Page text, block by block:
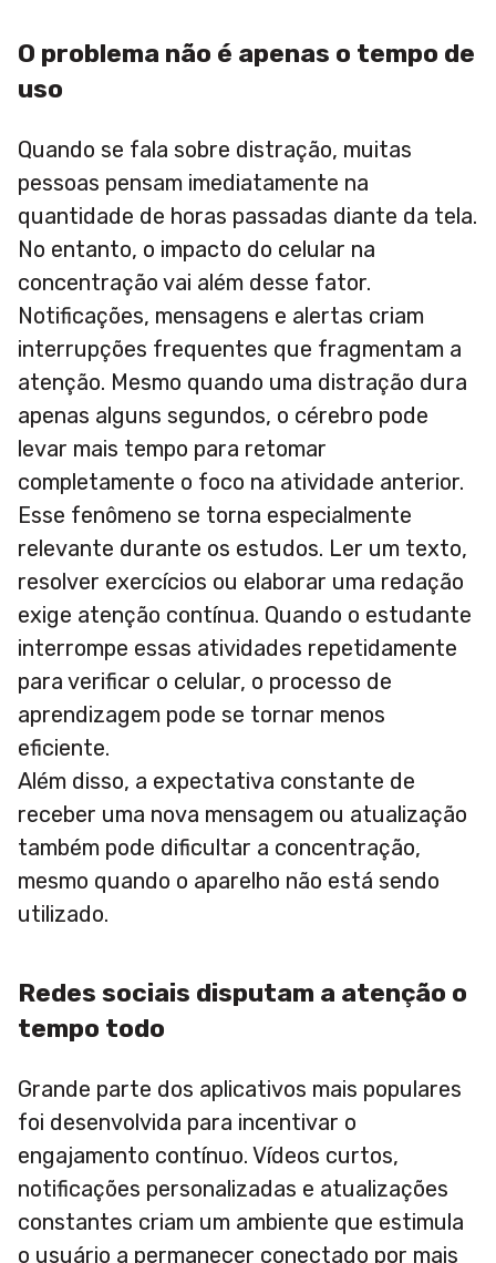
O problema não é apenas o tempo de
uso
Quando se fala sobre distração, muitas
pessoas pensam imediatamente na
quantidade de horas passadas diante da tela.
No entanto, o impacto do celular na
concentração vai além desse fator.
Notificações, mensagens e alertas criam
interrupções frequentes que fragmentam a
atenção. Mesmo quando uma distração dura
apenas alguns segundos, o cérebro pode
levar mais tempo para retomar
completamente o foco na atividade anterior.
Esse fenômeno se torna especialmente
relevante durante os estudos. Ler um texto,
resolver exercícios ou elaborar uma redação
exige atenção contínua. Quando o estudante
interrompe essas atividades repetidamente
para verificar o celular, o processo de
aprendizagem pode se tornar menos
eficiente.
Além disso, a expectativa constante de
receber uma nova mensagem ou atualização
também pode dificultar a concentração,
mesmo quando o aparelho não está sendo
utilizado.
Redes sociais disputam a atenção o
tempo todo
Grande parte dos aplicativos mais populares
foi desenvolvida para incentivar o
engajamento contínuo. Vídeos curtos,
notificações personalizadas e atualizações
constantes criam um ambiente que estimula
o usuário a permanecer conectado por mais